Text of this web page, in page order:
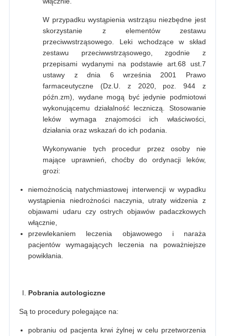
W przypadku wystąpienia wstrząsu niezbędne jest
skorzystanie z elementów zestawu
przeciwwstrząsowego. Leki wchodzące w skład
zestawu przeciwwstrząsowego, zgodnie z
przepisami wydanymi na podstawie art.68 ust.7
ustawy z dnia 6 września 2001 Prawo
farmaceutyczne (Dz.U. z 2020, poz. 944 z
późn.zm), wydane mogą być jedynie podmiotowi
wykonującemu działalność leczniczą. Stosowanie
leków wymaga znajomości ich właściwości,
działania oraz wskazań do ich podania.
Wykonywanie tych procedur przez osoby nie
mające uprawnień, choćby do ordynacji leków,
grozi:
niemożnością natychmiastowej interwencji w wypadku
wystąpienia niedrożności naczynia, utraty widzenia z
objawami udaru czy ostrych objawów padaczkowych
włącznie,
przewlekaniem leczenia objawowego i naraża
pacjentów wymagających leczenia na poważniejsze
powikłania.
Pobrania autologiczne
Są to procedury polegające na:
pobraniu od pacjenta krwi żylnej w celu przetworzenia